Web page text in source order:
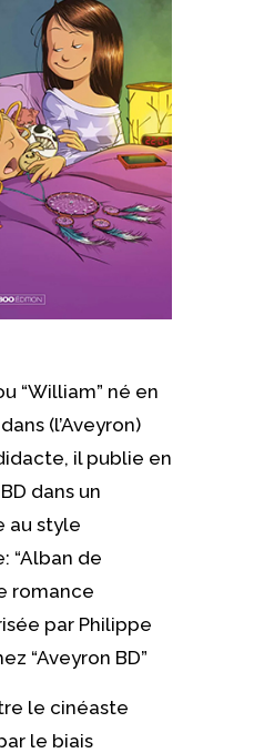
“William” né en
(l’Aveyron)
il publie en
dans un
au style
“Alban de
romance
par Philippe
“Aveyron BD”
le cinéaste
le biais